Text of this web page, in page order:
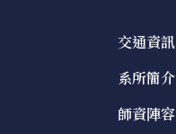
交通資訊
系所簡介
師資陣容